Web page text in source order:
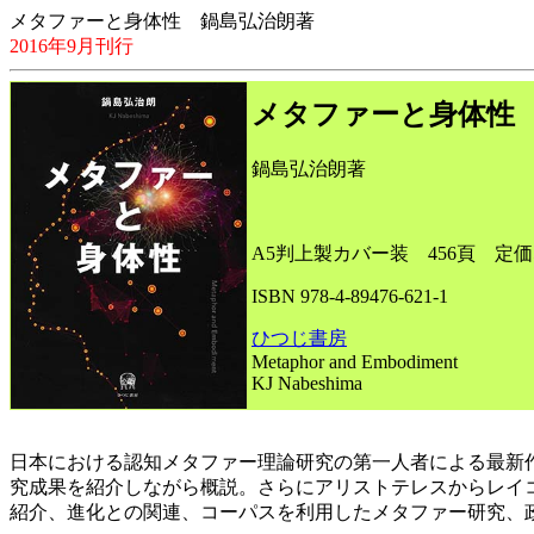
メタファーと身体性 鍋島弘治朗著
2016年9月刊行
メタファーと身体性
鍋島弘治朗著
A5判上製カバー装 456頁 定価
ISBN 978-4-89476-621-1
ひつじ書房
Metaphor and Embodiment
KJ Nabeshima
日本における認知メタファー理論研究の第一人者による最
究成果を紹介しながら概説。さらにアリストテレスからレ
紹介、進化との関連、コーパスを利用したメタファー研究